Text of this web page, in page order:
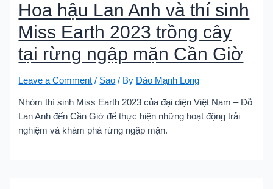
Hoa hậu Lan Anh và thí sinh
Miss Earth 2023 trồng cây
tại rừng ngập mặn Cần Giờ
Leave a Comment / Sao / ByĐào Mạnh Long
Nhóm thí sinh Miss Earth 2023 của đại diện Việt Nam – Đỗ
Lan Anh đến Cần Giờ để thực hiện những hoạt động trải
nghiệm và khám phá rừng ngập mặn.